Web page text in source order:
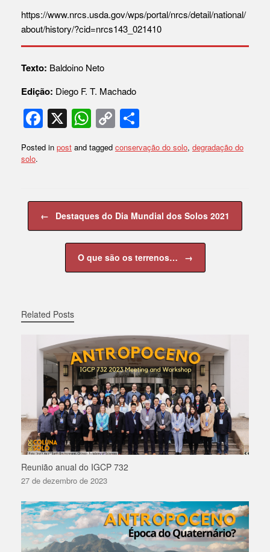
https://www.nrcs.usda.gov/wps/portal/nrcs/detail/national/
about/history/?cid=nrcs143_021410
Texto: Baldoino Neto
Edição: Diego F. T. Machado
F
a
c
b
o
o
X W
at
A
p
p
C
p
Li
n
k
ar
Posted in post and tagged conservação do solo, degradação do
solo.
Post navigation
← Destaques do Dia Mundial dos Solos 2021
O que são os terrenos… →
Related Posts
Reunião anual do IGCP 732
27 de dezembro de 2023